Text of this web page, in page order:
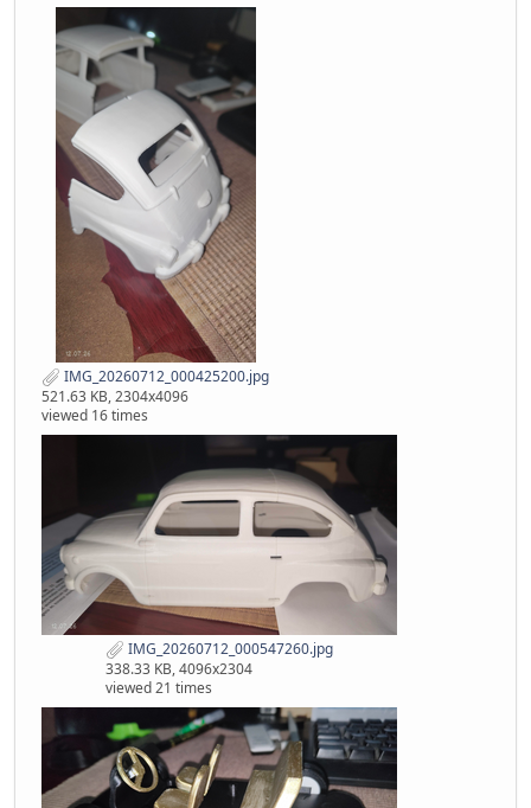
IMG_20260712_000425200.jpg
521.63 KB, 2304x4096
viewed 16 times
IMG_20260712_000547260.jpg
338.33 KB, 4096x2304
viewed 21 times